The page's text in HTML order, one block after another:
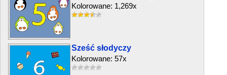
Kolorowane: 1,269x
Sześć słodyczy
Kolorowane: 57x